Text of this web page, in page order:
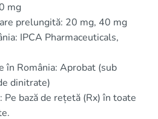
mg
prelungită: 20 mg, 40 mg
IPCA Pharmaceuticals,
în România: Aprobat (sub
dinitrate)
Pe bază de rețetă (Rx) în toate